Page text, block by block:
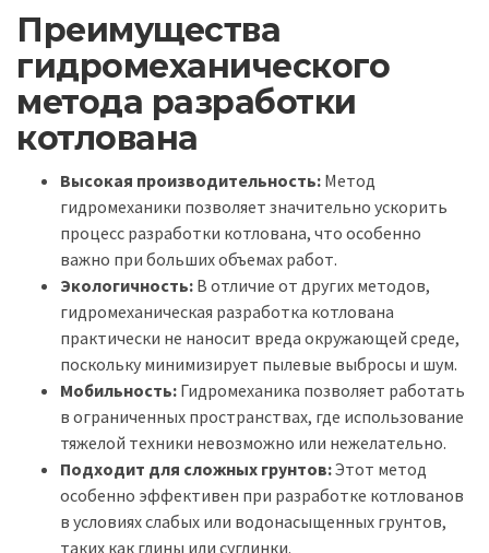
Преимущества
гидромеханического
метода разработки
котлована
Высокая производительность: Метод
гидромеханики позволяет значительно ускорить
процесс разработки котлована, что особенно
важно при больших объемах работ.
Экологичность: В отличие от других методов,
гидромеханическая разработка котлована
практически не наносит вреда окружающей среде,
поскольку минимизирует пылевые выбросы и шум.
Мобильность: Гидромеханика позволяет работать
в ограниченных пространствах, где использование
тяжелой техники невозможно или нежелательно.
Подходит для сложных грунтов:Этот метод
особенно эффективен при разработке котлованов
в условиях слабых или водонасыщенных грунтов,
таких как глины или суглинки.